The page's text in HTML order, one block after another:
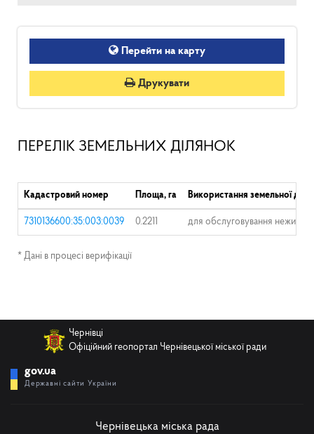
Перейти на карту
Друкувати
ПЕРЕЛІК ЗЕМЕЛЬНИХ ДІЛЯНОК
Кадастровий номер Площа, га Використання земельної
7310136600:35:003:0039 0.2211 для обслуговування
* Дані в процесі верифікації
Чернівці
Офіційний геопортал Чернівецької міської ради
gov.ua
Державні сайти України
Чернівецька міська рада